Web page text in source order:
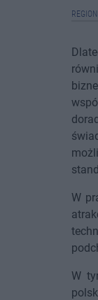
REGION
W
W